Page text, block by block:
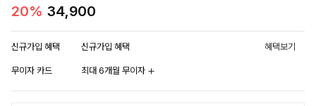
20% 34,900
신규가입 혜택 신규가입 혜택 혜택보기
무이자 카드 최대 6개월 무이자